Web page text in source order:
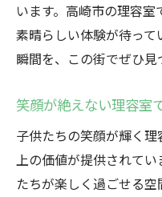
います。高崎市の理容
素晴らしい体験が待って
瞬間を、この街でぜひ見
笑顔が絶えない理容室
子供たちの笑顔が輝く
上の価値が提供されて
たちが楽しく過ごせる